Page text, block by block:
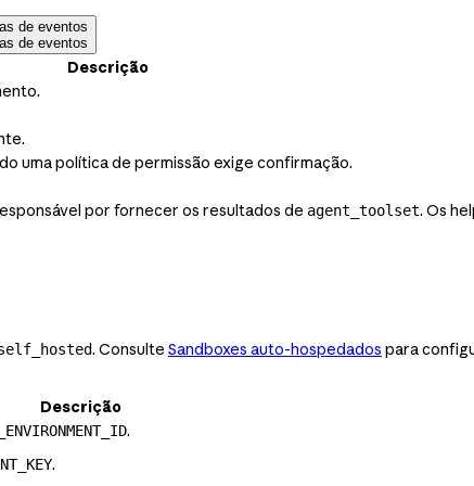
de eventos
de eventos
Descrição
uma política de permissão exige confirmação.
por fornecer os resultados de agent_toolset. Os
. Consulte Sandboxes auto-hospedados para
Descrição
.
.